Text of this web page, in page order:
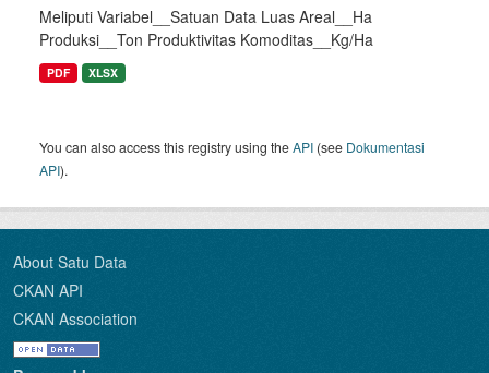
Meliputi Variabel__Satuan Data Luas Areal__Ha
Produksi__Ton Produktivitas Komoditas__Kg/Ha
PDF XLSX
You can also access this registry using theAPI (see Dokumentasi
API).
About Satu Data
CKAN API
CKAN Association